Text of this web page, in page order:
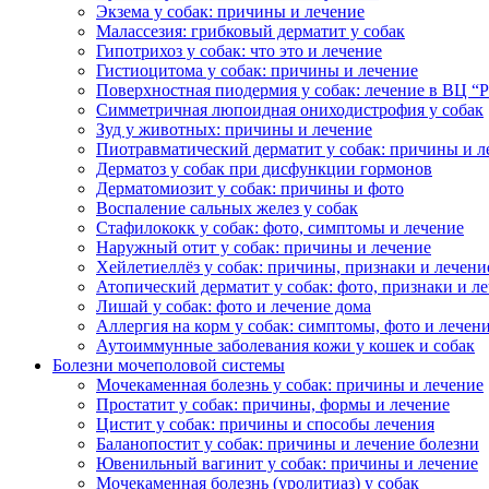
Экзема у собак: причины и лечение
Малассезия: грибковый дерматит у собак
Гипотрихоз у собак: что это и лечение
Гистиоцитома у собак: причины и лечение
Поверхностная пиодермия у собак: лечение в ВЦ
Симметричная люпоидная ониходистрофия у собак
Зуд у животных: причины и лечение
Пиотравматический дерматит у собак: причины и
Дерматоз у собак при дисфункции гормонов
Дерматомиозит у собак: причины и фото
Воспаление сальных желез у собак
Стафилококк у собак: фото, симптомы и лечение
Наружный отит у собак: причины и лечение
Хейлетиеллёз у собак: причины, признаки и
Атопический дерматит у собак: фото, признаки и
Лишай у собак: фото и лечение дома
Аллергия на корм у собак: симптомы, фото и
Аутоиммунные заболевания кожи у кошек и собак
Болезни мочеполовой системы
Мочекаменная болезнь у собак: причины и лечение
Простатит у собак: причины, формы и лечение
Цистит у собак: причины и способы лечения
Баланопостит у собак: причины и лечение болезни
Ювенильный вагинит у собак: причины и лечение
Мочекаменная болезнь (уролитиаз) у собак